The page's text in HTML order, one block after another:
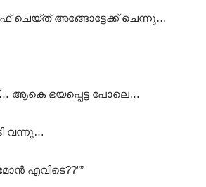
ചെയ്ത് അങ്ങോട്ടേക്ക് ചെന്നു…
ആകെ ഭയപ്പെട്ട പോലെ…
വന്നു…
എവിടെ??””